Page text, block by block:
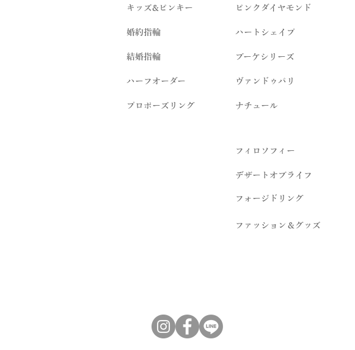
キッズ&ピンキー
婚約指輪
結婚指輪
​ハーフオーダー
プロポーズリング
ピンクダイヤモンド
ハートシェイプ
ブーケシリーズ
ヴァンドゥパリ
​ナチュール
フィロソフィー
デザートオブライフ
フォージドリング
ファッション＆グッズ